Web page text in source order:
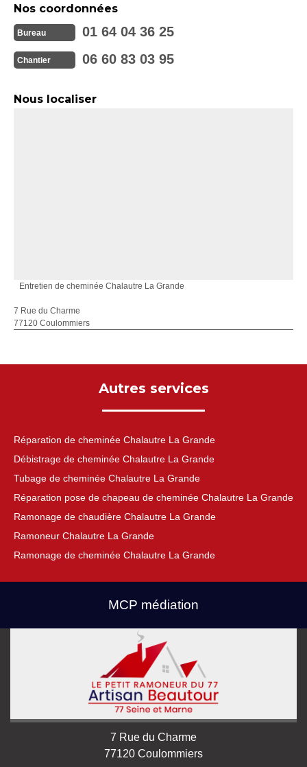
Nos coordonnées
Bureau 01 64 04 36 25
Chantier 06 60 83 03 95
Nous localiser
Entretien de cheminée Chalautre La Grande
7 Rue du Charme
77120 Coulommiers
Autres services
Réparation de cheminée Chalautre La Grande
Débistrage de cheminée Chalautre La Grande
Tubage de cheminée Chalautre La Grande
Réparation pose de chapeau de cheminée Chalautre La Grande
Ramonage de chaudière Chalautre La Grande
Ramoneur Chalautre La Grande
Ramonage de cheminée Chalautre La Grande
MCP médiation
7 Rue du Charme
77120 Coulommiers